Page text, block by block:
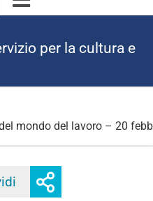
per la cultura e
mondo del lavoro – 20
Facebook